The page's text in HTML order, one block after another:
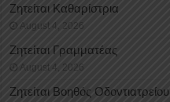
Ζητείται Καθαρίστρια
August 4, 2026
Ζητείται Γραμματέας
August 4, 2026
Ζητείται Βοηθός Οδοντιατρείου